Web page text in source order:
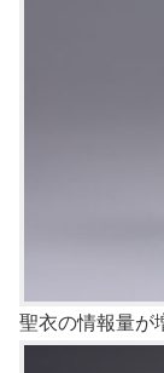
聖衣の情報量が